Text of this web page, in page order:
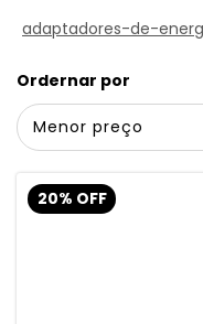
adaptadores-de-
Ordernar por
20% OFF